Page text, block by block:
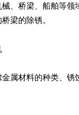
、桥梁、船舶等
梁的除锈。
属材料的种类、